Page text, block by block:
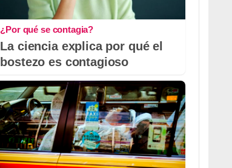
¿Por qué se contagia?
La ciencia explica por qué el
bostezo es contagioso